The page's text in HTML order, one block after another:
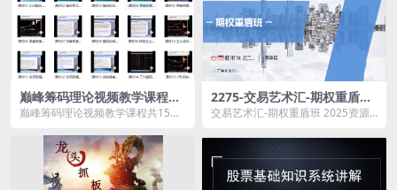
巅峰筹码理论视频教学课程共
15讲
巅峰筹码理论视频教学课程共15讲
2275-交易艺术汇-期权重盾班
2025
交易艺术汇-期权重盾班 2025资源